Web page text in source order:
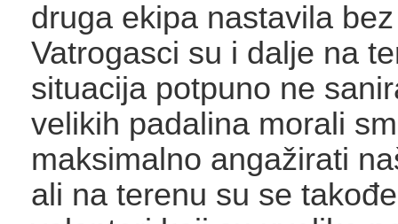
druga ekipa nastavila
Vatrogasci su i dalje na
situacija potpuno ne
velikih padalina morali
maksimalno angažirati
ali na terenu su se